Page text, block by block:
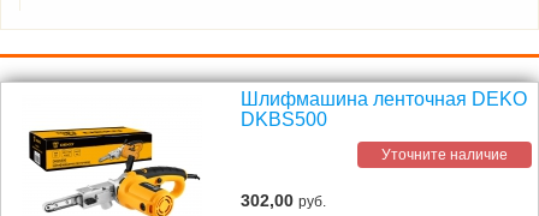
Шлифмашина ленточная DEKO
DKBS500
Уточните наличие
302,00руб.